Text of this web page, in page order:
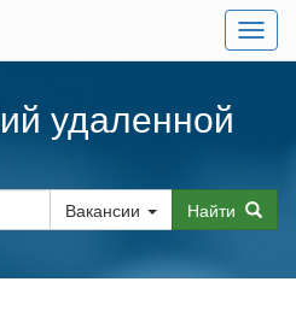
Меню
удаленной
Вакансии Найти